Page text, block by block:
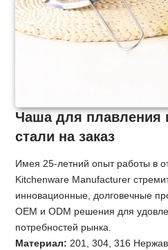
Чаша для плавления
стали на заказ
Имея 25-летний опыт работы в
Kitchenware Manufacturer
инновационные, долговечные
OEM и ODM решения для
потребностей рынка.
Материал: 201, 304, 316